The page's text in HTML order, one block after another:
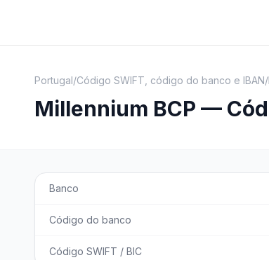
Portugal/Código SWIFT, código do banco e IBAN/
Millennium BCP —
Banco
Código do banco
Código SWIFT / BIC